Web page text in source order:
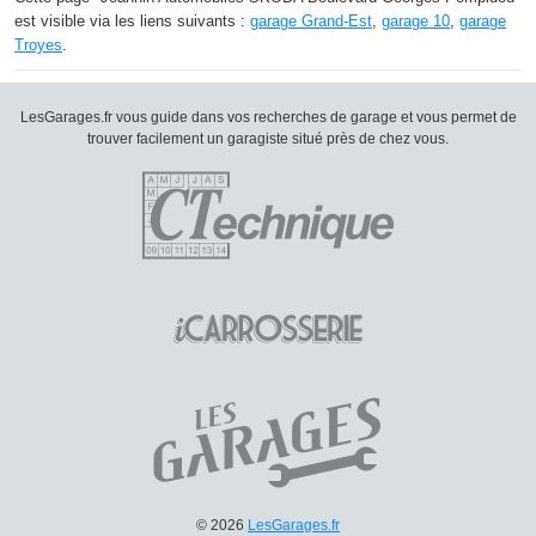
est visible via les liens suivants : garage Grand-Est, garage 10, garage
Troyes.
LesGarages.fr vous guide dans vos recherches de garage et vous permet de
trouver facilement un garagiste situé près de chez vous.
© 2026 LesGarages.fr